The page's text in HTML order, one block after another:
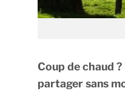
Coup de chaud
partager sans